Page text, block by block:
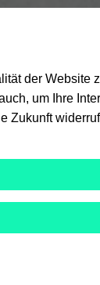
der Website
um Ihre
Zukunft